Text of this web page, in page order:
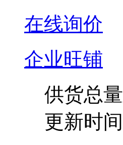
在线询价
企业旺铺
供货总量
更新时间